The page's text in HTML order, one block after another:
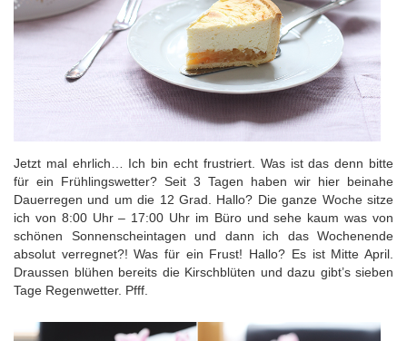
Jetzt mal ehrlich… Ich bin echt frustriert. Was ist das denn bitte
für ein Frühlingswetter? Seit 3 Tagen haben wir hier beinahe
Dauerregen und um die 12 Grad. Hallo? Die ganze Woche sitze
ich von 8:00 Uhr – 17:00 Uhr im Büro und sehe kaum was von
schönen Sonnenscheintagen und dann ich das Wochenende
absolut verregnet?! Was für ein Frust! Hallo? Es ist Mitte April.
Draussen blühen bereits die Kirschblüten und dazu gibt’s sieben
Tage Regenwetter. Pfff.